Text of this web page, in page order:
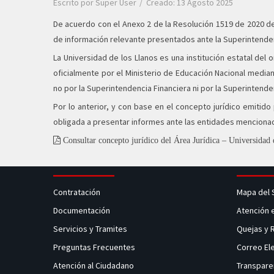
Escrito porSuper User
Creado: 13 Agosto 2025
De acuerdo con el Anexo 2 de la Resolución 1519 de 2020
de información relevante presentados ante la
La Universidad de los Llanos es una institución estatal del
oficialmente por el Ministerio de Educación Nacional
no por la Superintendencia Financiera ni por la
Por lo anterior, y con base en el concepto jurídico
obligada a presentar informes ante las entidades
Consultar concepto jurídico del Área Jurídica – Universidad
Contratación
Documentación
Servicios y Tramites
Preguntas Frecuentes
Atención al Ciudadano
Mapa del
Atención
Quejas y
Correo